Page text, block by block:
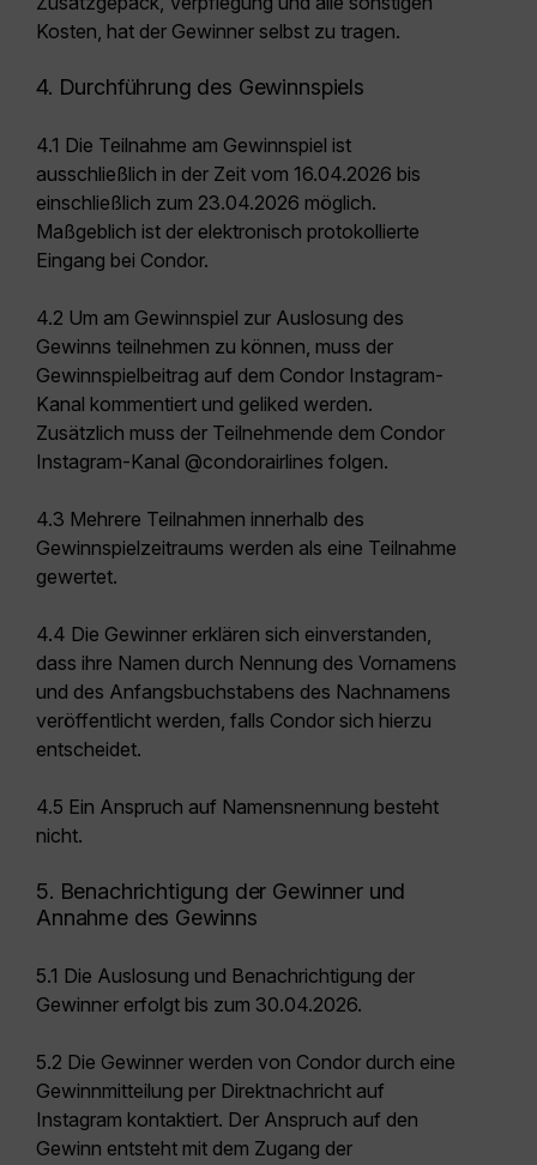
Kosten, hat der Gewinner selbst zu tragen.
4. Durchführung des Gewinnspiels
4.1 Die Teilnahme am Gewinnspiel ist
ausschließlich in der Zeit vom 16.04.2026 bis
einschließlich zum 23.04.2026 möglich.
Maßgeblich ist der elektronisch protokollierte
Eingang bei Condor.
4.2 Um am Gewinnspiel zur Auslosung des
Gewinns teilnehmen zu können, muss der
Gewinnspielbeitrag auf dem Condor Instagram-
Kanal kommentiert und geliked werden.
Zusätzlich muss der Teilnehmende dem Condor
Instagram-Kanal @condorairlines folgen.
4.3 Mehrere Teilnahmen innerhalb des
Gewinnspielzeitraums werden als eine Teilnahme
gewertet.
4.4 Die Gewinner erklären sich einverstanden,
dass ihre Namen durch Nennung des Vornamens
und des Anfangsbuchstabens des Nachnamens
veröffentlicht werden, falls Condor sich hierzu
entscheidet.
4.5 Ein Anspruch auf Namensnennung besteht
nicht.
5. Benachrichtigung der Gewinner und
Annahme des Gewinns
5.1 Die Auslosung und Benachrichtigung der
Gewinner erfolgt bis zum 30.04.2026.
5.2 Die Gewinner werden von Condor durch eine
Gewinnmitteilung per Direktnachricht auf
Instagram kontaktiert. Der Anspruch auf den
Gewinn entsteht mit dem Zugang der